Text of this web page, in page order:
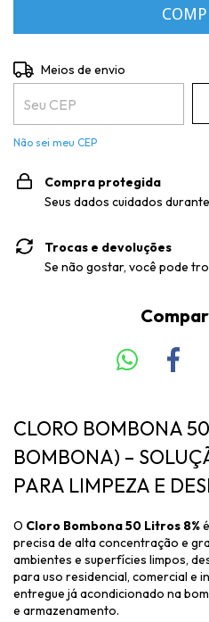
Entregas para o CEP:
Meios de envio
Não sei meu CEP
Compra protegida
Seus dados cuidados
Trocas e devoluções
Se não gostar, você pode
CLORO BOMBONA
BOMBONA) –
PARA LIMPEZA E
O Cloro Bombona 50 Litros 8%
precisa de alta concentração e
ambientes e superfícies limpos,
para uso residencial, comercial e
entregue já acondicionado na
e armazenamento.